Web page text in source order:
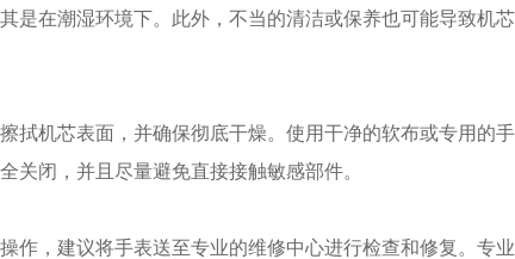
在潮湿环境下。此外，不当的清洁或保养也可能导致机
机芯表面，并确保彻底干燥。使用干净的软布或专用的
关闭，并且尽量避免直接接触敏感部件。
，建议将手表送至专业的维修中心进行检查和修复。专业